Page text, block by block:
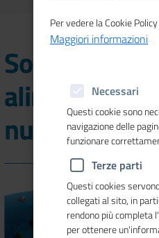
Sostenibilità
alimentare
numero di
Per vedere la Cookie
Maggiori informazioni
Necessari
Questi cookie sono
navigazione delle
funzionare
Terze parti
Questi cookies
collegati al sito, in
rendono più completa
per ottenere